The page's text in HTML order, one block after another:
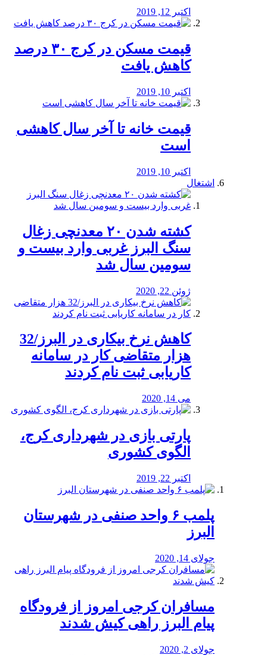
اکتبر 12, 2019
️قیمت مسکن در کرج ۳۰ درصد
کاهش یافت
اکتبر 10, 2019
قیمت خانه تا آخر سال کاهشی
است
اکتبر 10, 2019
اشتغال
کشته شدن ۲۰ معدنچی زغال
سنگ البرز غربی وارد بیست و
سومین سال شد
ژوئن 22, 2020
کاهش نرخ بیکاری در البرز/32
هزار متقاضی کار در سامانه
کاریابی ثبت نام کردند
می 14, 2020
پارتی بازی در شهرداری کرج،
الگوی کشوری
اکتبر 22, 2019
پلمب ۶ واحد صنفی در شهرستان
البرز
جولای 14, 2020
مسافران کرجی امروز از فرودگاه
پیام البرز راهی کیش شدند
جولای 2, 2020